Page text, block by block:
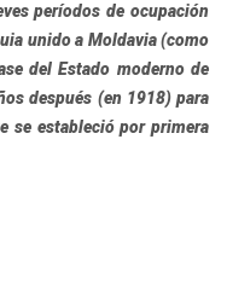
períodos de ocupación
unido a Moldavia (como
del Estado moderno de
después (en 1918) para
se estableció por primera